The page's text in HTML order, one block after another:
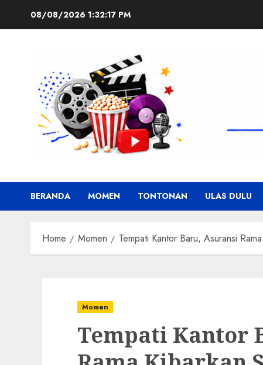
08/08/2026 1:32:19 PM
BERANDA MOMEN TONTONAN ULAS DULU
Home Momen Tempati Kantor Baru, Asuransi
Momen
Tempati Kantor